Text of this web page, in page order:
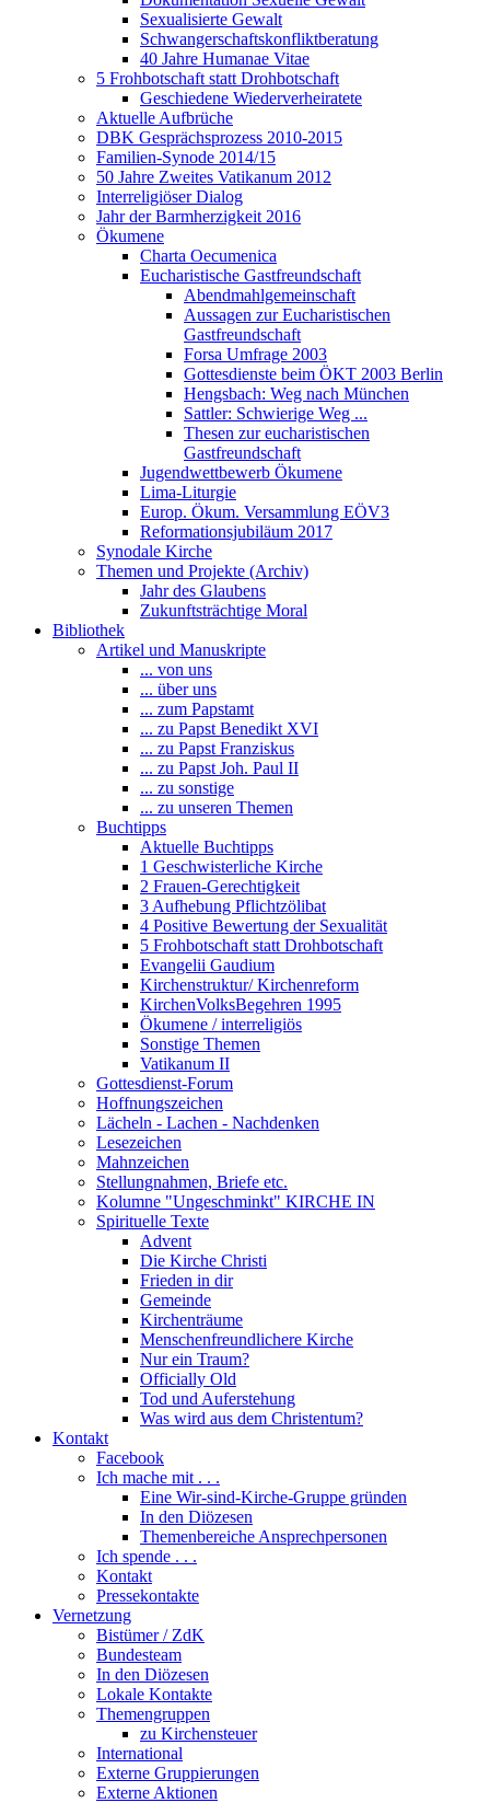
Sexualisierte Gewalt
Schwangerschaftskonfliktberatung
40 Jahre Humanae Vitae
5 Frohbotschaft statt Drohbotschaft
Geschiedene Wiederverheiratete
Aktuelle Aufbrüche
DBK Gesprächsprozess 2010-2015
Familien-Synode 2014/15
50 Jahre Zweites Vatikanum 2012
Interreligiöser Dialog
Jahr der Barmherzigkeit 2016
Ökumene
Charta Oecumenica
Eucharistische Gastfreundschaft
Abendmahlgemeinschaft
Aussagen zur Eucharistischen
Gastfreundschaft
Forsa Umfrage 2003
Gottesdienste beim ÖKT 2003 Berlin
Hengsbach: Weg nach München
Sattler: Schwierige Weg ...
Thesen zur eucharistischen
Gastfreundschaft
Jugendwettbewerb Ökumene
Lima-Liturgie
Europ. Ökum. Versammlung EÖV3
Reformationsjubiläum 2017
Synodale Kirche
Themen und Projekte (Archiv)
Jahr des Glaubens
Zukunftsträchtige Moral
Bibliothek
Artikel und Manuskripte
... von uns
... über uns
... zum Papstamt
... zu Papst Benedikt XVI
... zu Papst Franziskus
... zu Papst Joh. Paul II
... zu sonstige
... zu unseren Themen
Buchtipps
Aktuelle Buchtipps
1 Geschwisterliche Kirche
2 Frauen-Gerechtigkeit
3 Aufhebung Pflichtzölibat
4 Positive Bewertung der Sexualität
5 Frohbotschaft statt Drohbotschaft
Evangelii Gaudium
Kirchenstruktur/ Kirchenreform
KirchenVolksBegehren 1995
Ökumene / interreligiös
Sonstige Themen
Vatikanum II
Gottesdienst-Forum
Hoffnungszeichen
Lächeln - Lachen - Nachdenken
Lesezeichen
Mahnzeichen
Stellungnahmen, Briefe etc.
Kolumne "Ungeschminkt" KIRCHE IN
Spirituelle Texte
Advent
Die Kirche Christi
Frieden in dir
Gemeinde
Kirchenträume
Menschenfreundlichere Kirche
Nur ein Traum?
Officially Old
Tod und Auferstehung
Was wird aus dem Christentum?
Kontakt
Facebook
Ich mache mit . . .
Eine Wir-sind-Kirche-Gruppe gründen
In den Diözesen
Themenbereiche Ansprechpersonen
Ich spende . . .
Kontakt
Pressekontakte
Vernetzung
Bistümer / ZdK
Bundesteam
In den Diözesen
Lokale Kontakte
Themengruppen
zu Kirchensteuer
International
Externe Gruppierungen
Externe Aktionen